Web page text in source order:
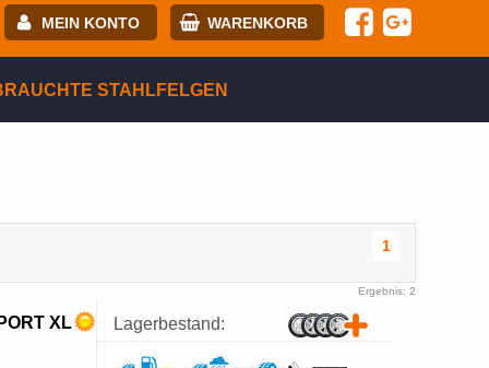
MEIN KONTO WARENKORB
ANMELDEN
STAHLFELGEN
1
Ergebnis: 2
XL Lagerbestand: